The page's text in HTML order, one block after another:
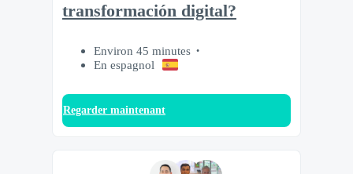
transformación digital?
Environ 45 minutes
En espagnol
Regarder maintenant